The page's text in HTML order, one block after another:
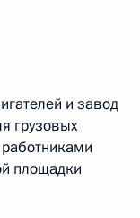
и завод
грузовых
площадки